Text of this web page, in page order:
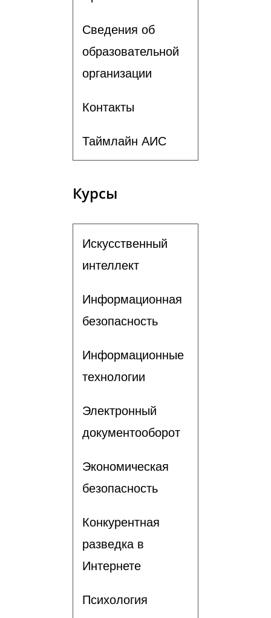
Сведения об
образовательной
организации
Контакты
Таймлайн АИС
Курсы
Искусственный
интеллект
Информационная
безопасность
Информационные
технологии
Электронный
документооборот
Экономическая
безопасность
Конкурентная
разведка в
Интернете
Психология